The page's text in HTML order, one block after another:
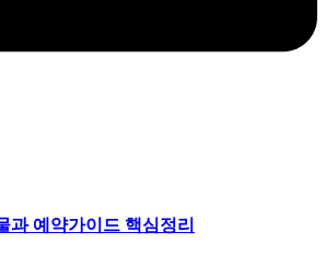
과 예약가이드 핵심정리